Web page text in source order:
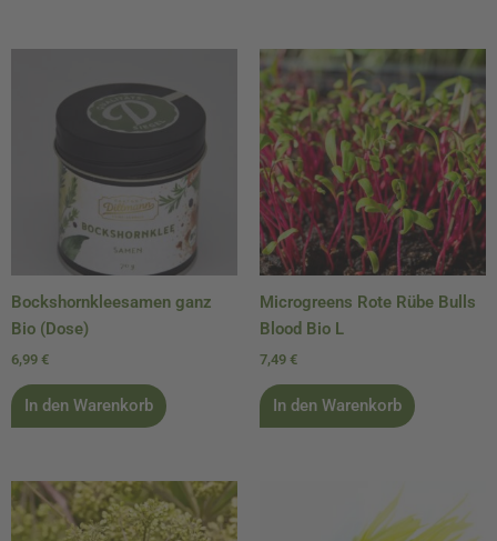
Bockshornkleesamen ganz
Bio (Dose)
6,99 €
In den Warenkorb
Microgreens Rote Rübe Bulls
Blood Bio L
7,49 €
In den Warenkorb